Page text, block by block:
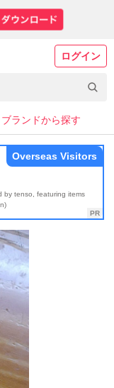
ログイン
ブランドから探す
by tenso, featuring items
Overseas Visitors